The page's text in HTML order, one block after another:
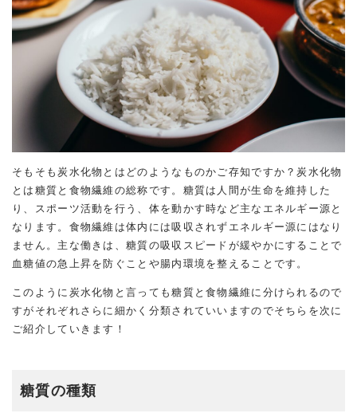
そもそも炭水化物とはどのようなものかご存知ですか？炭水化物
とは糖質と食物繊維の総称です。糖質は人間が生命を維持した
り、スポーツ活動を行う、体を動かす時など主なエネルギー源と
なります。食物繊維は体内には吸収されずエネルギー源にはなり
ません。主な働きは、糖質の吸収スピードが緩やかにすることで
血糖値の急上昇を防ぐことや腸内環境を整えることです。
このように炭水化物と言っても糖質と食物繊維に分けられるので
すがそれぞれさらに細かく分類されていいますのでそちらを次に
ご紹介していきます！
糖質の種類